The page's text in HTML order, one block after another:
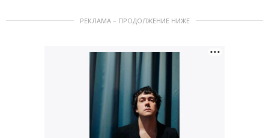
РЕКЛАМА – ПРОДОЛЖЕНИЕ НИЖЕ